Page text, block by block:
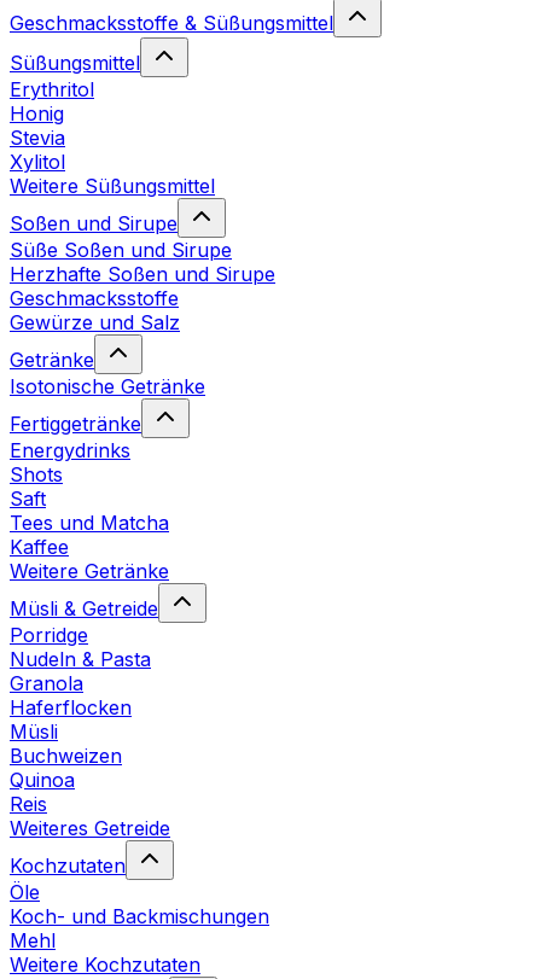
Geschmacksstoffe & Süßungsmittel
Süßungsmittel
Erythritol
Honig
Stevia
Xylitol
Weitere Süßungsmittel
Soßen und Sirupe
Süße Soßen und Sirupe
Herzhafte Soßen und Sirupe
Geschmacksstoffe
Gewürze und Salz
Getränke
Isotonische Getränke
Fertiggetränke
Energydrinks
Shots
Saft
Tees und Matcha
Kaffee
Weitere Getränke
Müsli & Getreide
Porridge
Nudeln & Pasta
Granola
Haferflocken
Müsli
Buchweizen
Quinoa
Reis
Weiteres Getreide
Kochzutaten
Öle
Koch- und Backmischungen
Mehl
Weitere Kochzutaten